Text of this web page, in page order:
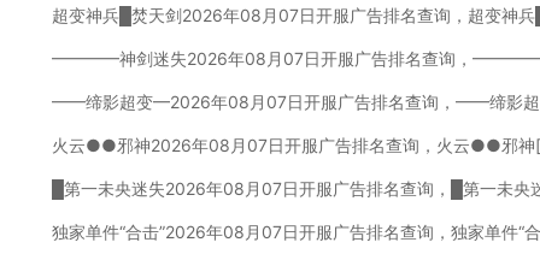
超变神兵█焚天剑2026年08月07日开服广告排名查询，超变神
━━━━神剑迷失2026年08月07日开服广告排名查询，━━━━
━━缔影超变━2026年08月07日开服广告排名查询，━━缔影
火云●●邪神2026年08月07日开服广告排名查询，火云●●邪神
█第一未央迷失2026年08月07日开服广告排名查询，█第一未央
独家单件“合击”2026年08月07日开服广告排名查询，独家单件“